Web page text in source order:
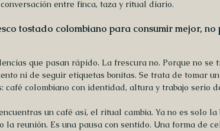
entre finca, taza y ritual diario.
tostado colombiano para consumir mejor,
que pasan rápido. La frescura no. Porque no se
ni de seguir etiquetas bonitas. Se trata de tomar
café colombiano con identidad, altura y trabajo serio
un café así, el ritual cambia. Ya no es solo
la reunión. Es una pausa con sentido. Una forma de